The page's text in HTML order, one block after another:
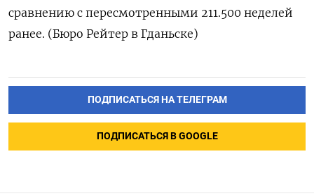
сравнению с пересмотренными 211.500 неделей
ранее. (Бюро Рейтер в Гданьске)
ПОДПИСАТЬСЯ НА ТЕЛЕГРАМ
ПОДПИСАТЬСЯ В GOOGLE